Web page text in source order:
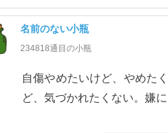
名前のない小瓶
234818通目の小瓶
自傷やめたいけど、やめた
ど、気づかれたくない。嫌に